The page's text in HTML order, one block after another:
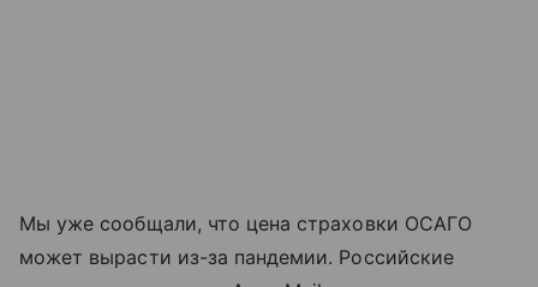
Мы уже сообщали, что цена страховки ОСАГО
может вырасти из-за пандемии. Российские